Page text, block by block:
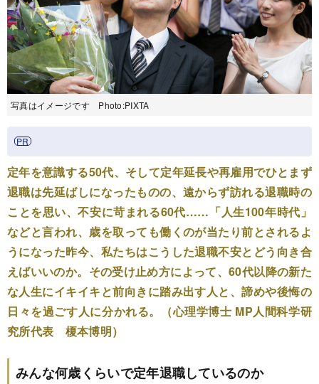
写真はイメージです Photo:PIXTA
定年を意識する50代、そして定年延長や再雇用でひとまず
退職は先延ばしになったものの、遠からず訪れる退職時の
ことを思い、不安に苛まれる60代……「人生100年時代」
などと言われ、歳を取っても働くのが当たり前とされるよ
うになった昨今、私たちはこうした退職不安とどう向き合
えばいいのか。その受け止め方によって、60代以降の新た
な人生にイキイキと前向きに踏み出す人と、諦めや後悔の
日々を過ごす人に分かれる。（心理学博士 MP人間科学研
究所代表 榎本博明）
みんな何歳くらいで定年退職しているのか